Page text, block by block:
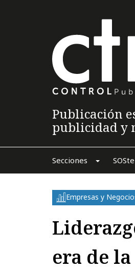
Publicación
publicidad y
Secciones
Empresas y
era de